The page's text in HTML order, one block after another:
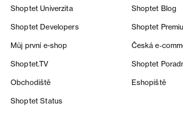
Shoptet Univerzita Shoptet Blog
Shoptet Developers Shoptet
Můj první e-shop Česká
Shoptet.TV Shoptet
Obchodiště Eshopiště
Shoptet Status